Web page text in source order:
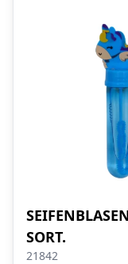
SORT.
21842